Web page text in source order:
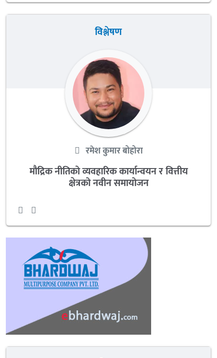
विश्लेषण
रमेश कुमार बोहोरा
मौद्रिक नीतिको व्यवहारिक कार्यान्वयन र वित्तीय
क्षेत्रको नवीन समायोजन